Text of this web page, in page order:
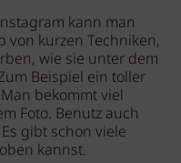
kann man
von kurzen Techniken,
wie sie unter dem
Beispiel ein toller
bekommt viel
Foto. Benutz auch
gibt schon viele
kannst.